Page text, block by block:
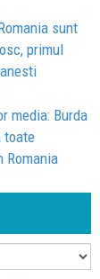
sunt
primul
media: Burda
toate
Romania